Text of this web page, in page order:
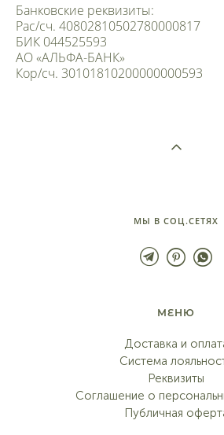
Банковские реквизиты:
Рас/сч. 40802810502780000817
БИК 044525593
АО «АЛЬФА-БАНК»
Кор/сч. 30101810200000000593
МЫ В СОЦ.СЕТЯХ
МЕНЮ
Доставка и
Система
Реквизиты
Соглашение о
Публичная